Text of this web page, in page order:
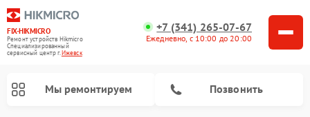
FIX-HIKMICRO
Ремонт устройств Hikmicro
Специализированный
cервисный центр г.Ижевск
+7 (341) 265-07-67
Ежедневно, с 10:00 до 20:00
Мы ремонтируем Позвонить